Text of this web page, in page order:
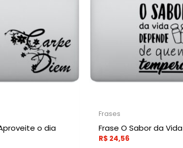
o dia
Frases
Frase O Sabor da Vida
R$ 24,56